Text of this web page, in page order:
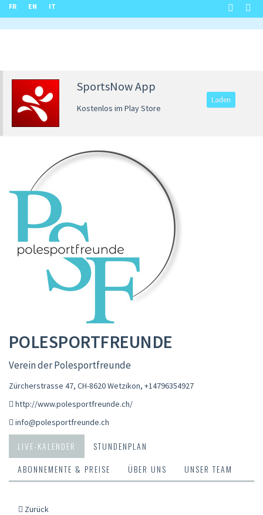
FR EN IT
SportsNow App
Kostenlos im Play Store
Laden
POLESPORTFREUNDE
Verein der Polesportfreunde
Zürcherstrasse 47, CH-8620 Wetzikon, +14796354927
http://www.polesportfreunde.ch/
info@polesportfreunde.ch
LIVE-KALENDER
STUNDENPLAN
ABONNEMENTE & PREISE
ÜBER UNS UNSER TEAM
Zurück